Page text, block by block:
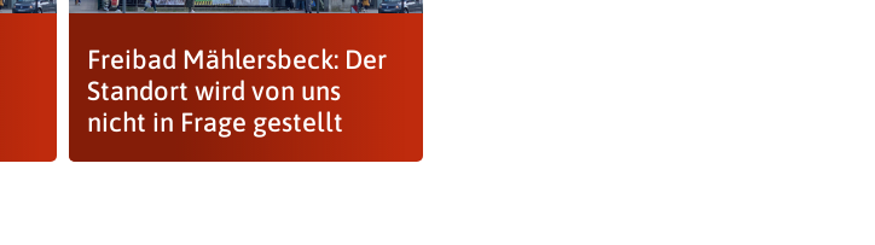
Freibad Mählersbeck: Der
Standort wird von uns
nicht in Frage gestellt